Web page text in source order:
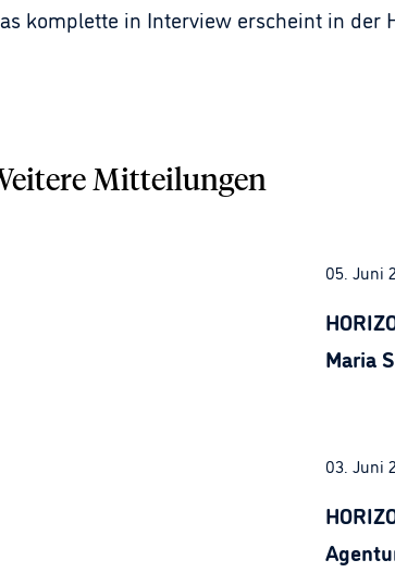
komplette in Interview erscheint in der
Mitteilungen
05. Juni
Maria
03. Juni